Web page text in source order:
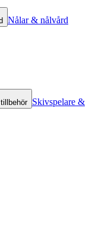
Nålar & nålvård
Skivspelare &